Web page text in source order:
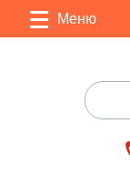
Меню